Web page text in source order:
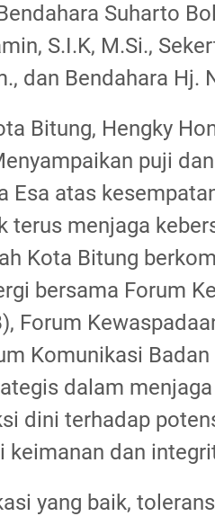
Suharto
S.I.K, M.Si.,
dan Bendahara Hj.
Bitung, Hengky
puji
Esa atas
terus menjaga
Kota Bitung
bersama Forum
Forum
Komunikasi Badan
dalam
dini terhadap
keimanan dan
yang baik,